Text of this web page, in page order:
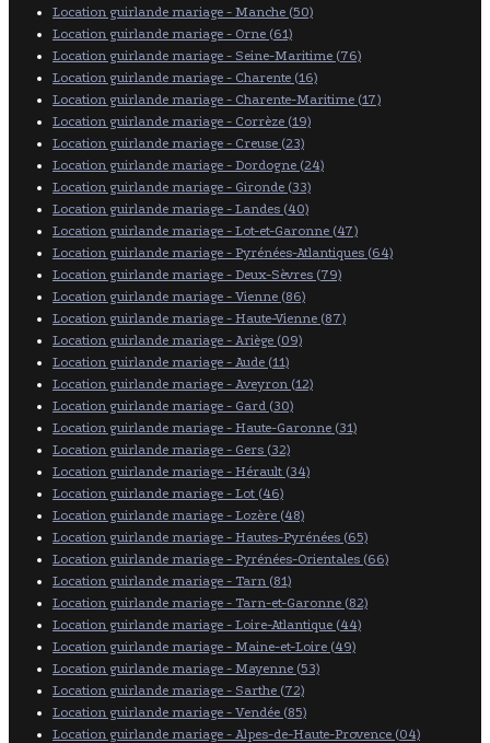
Location guirlande mariage - Manche (50)
Location guirlande mariage - Orne (61)
Location guirlande mariage - Seine-Maritime (76)
Location guirlande mariage - Charente (16)
Location guirlande mariage - Charente-Maritime (17)
Location guirlande mariage - Corrèze (19)
Location guirlande mariage - Creuse (23)
Location guirlande mariage - Dordogne (24)
Location guirlande mariage - Gironde (33)
Location guirlande mariage - Landes (40)
Location guirlande mariage - Lot-et-Garonne (47)
Location guirlande mariage - Pyrénées-Atlantiques (64)
Location guirlande mariage - Deux-Sèvres (79)
Location guirlande mariage - Vienne (86)
Location guirlande mariage - Haute-Vienne (87)
Location guirlande mariage - Ariège (09)
Location guirlande mariage - Aude (11)
Location guirlande mariage - Aveyron (12)
Location guirlande mariage - Gard (30)
Location guirlande mariage - Haute-Garonne (31)
Location guirlande mariage - Gers (32)
Location guirlande mariage - Hérault (34)
Location guirlande mariage - Lot (46)
Location guirlande mariage - Lozère (48)
Location guirlande mariage - Hautes-Pyrénées (65)
Location guirlande mariage - Pyrénées-Orientales (66)
Location guirlande mariage - Tarn (81)
Location guirlande mariage - Tarn-et-Garonne (82)
Location guirlande mariage - Loire-Atlantique (44)
Location guirlande mariage - Maine-et-Loire (49)
Location guirlande mariage - Mayenne (53)
Location guirlande mariage - Sarthe (72)
Location guirlande mariage - Vendée (85)
Location guirlande mariage - Alpes-de-Haute-Provence (04)